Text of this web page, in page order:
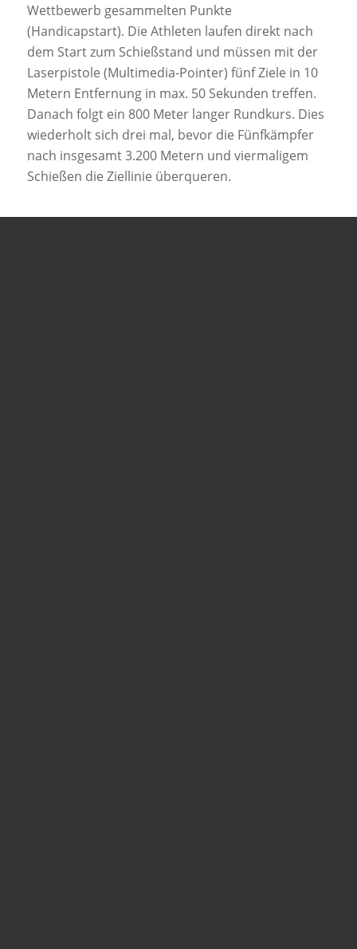
Wettbewerb gesammelten Punkte
(Handicapstart). Die Athleten laufen direkt nach
dem Start zum Schießstand und müssen mit der
Laserpistole (Multimedia-Pointer) fünf Ziele in 10
Metern Entfernung in max. 50 Sekunden treffen.
Danach folgt ein 800 Meter langer Rundkurs. Dies
wiederholt sich drei mal, bevor die Fünfkämpfer
nach insgesamt 3.200 Metern und viermaligem
Schießen die Ziellinie überqueren.